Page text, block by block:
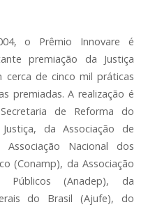
o Prêmio Innovare é
premiação da Justiça
cerca de cinco mil práticas
premiadas. A realização é
de Reforma do
da Associação de
Associação Nacional dos
(Conamp), da Associação
Públicos (Anadep), da
do Brasil (Ajufe), do